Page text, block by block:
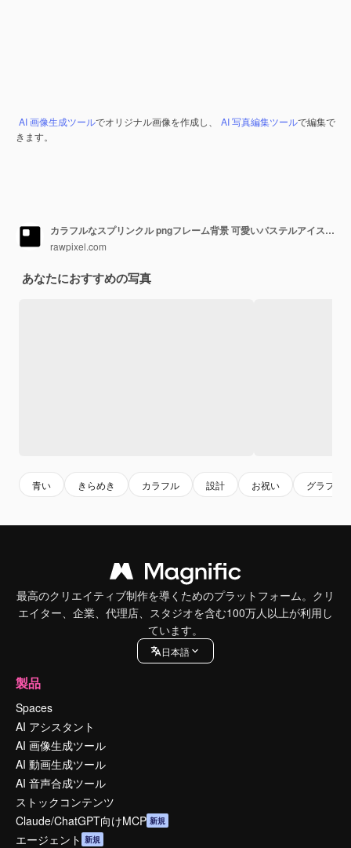
AI 画像生成ツールでオリジナル画像を作成し、 AI 写真編集ツールで編集で
きます。
カラフルなスプリンクル pngフレーム背景 可愛いパステルアイスクリームデザイン
rawpixel.com
あなたにおすすめの写真
青い きらめき カラフル 設計 お祝い グラフィ
最高のクリエイティブ制作を導くためのプラットフォーム。クリ
エイター、企業、代理店、スタジオを含む100万人以上が利用し
ています。
日本語
製品
Spaces
AI アシスタント
AI 画像生成ツール
AI 動画生成ツール
AI 音声合成ツール
ストックコンテンツ
Claude/ChatGPT向けMCP 新規
エージェント 新規